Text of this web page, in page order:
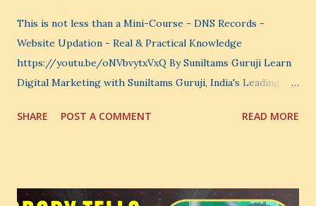
This is not less than a Mini-Course - DNS Records -
Website Updation - Real & Practical Knowledge
https://youtu.be/oNVbvytxVxQ By Suniltams Guruji Learn
Digital Marketing with Suniltams Guruji, India's Leading
Courses: https://store.suniltams.com/ There are 20
SHARE POST A COMMENT READ MORE